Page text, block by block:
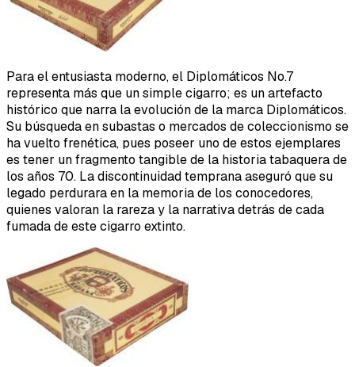
Para el entusiasta moderno, el Diplomáticos No.7
representa más que un simple cigarro; es un artefacto
histórico que narra la evolución de la marca Diplomáticos.
Su búsqueda en subastas o mercados de coleccionismo se
ha vuelto frenética, pues poseer uno de estos ejemplares
es tener un fragmento tangible de la historia tabaquera de
los años 70. La discontinuidad temprana aseguró que su
legado perdurara en la memoria de los conocedores,
quienes valoran la rareza y la narrativa detrás de cada
fumada de este cigarro extinto.